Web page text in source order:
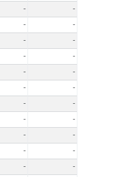
-
-
-
-
-
-
-
-
-
-
-
-
-
-
-
-
-
-
-
-
-
-